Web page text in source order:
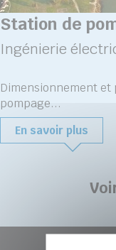
Station de
Ingénierie
Dimensionnement et
pompage...
En savoir plus